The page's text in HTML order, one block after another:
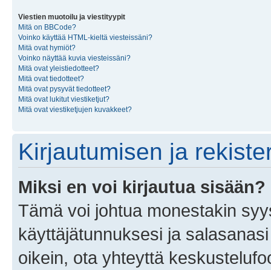
Viestien muotoilu ja viestityypit
Mitä on BBCode?
Voinko käyttää HTML-kieltä viesteissäni?
Mitä ovat hymiöt?
Voinko näyttää kuvia viesteissäni?
Mitä ovat yleistiedotteet?
Mitä ovat tiedotteet?
Mitä ovat pysyvät tiedotteet?
Mitä ovat lukitut viestiketjut?
Mitä ovat viestiketjujen kuvakkeet?
Kirjautumisen ja
Miksi en voi kirjautua sisään?
Tämä voi johtua monestakin
käyttäjätunnuksesi ja
oikein, ota yhteyttä